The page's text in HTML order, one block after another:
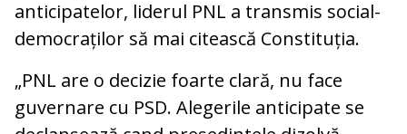
anticipatelor, liderul PNL a transmis social-
democraților să mai citească Constituția.
„PNL are o decizie foarte clară, nu face
guvernare cu PSD. Alegerile anticipate se